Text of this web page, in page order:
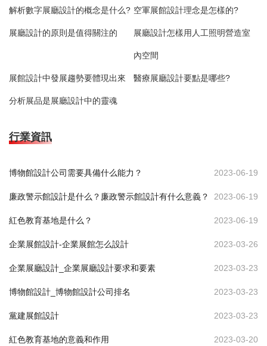
解析數字展廳設計的概念是什么? 空軍展館設計理念是怎樣的?
展廳設計的原則是值得關注的 展廳設計怎樣用人工照明營造室
內空間
展館設計中發展趨勢要體現出來 醫療展廳設計要點是哪些?
分析展品是展廳設計中的靈魂
行業資訊
博物館設計公司需要具備什么能力？ 2023-06-19
廉政警示館設計是什么？廉政警示館設計有什么意義？ 2023-06-19
紅色教育基地是什么？ 2023-06-19
企業展館設計-企業展館怎么設計 2023-03-26
企業展廳設計_企業展廳設計要求和要素 2023-03-23
博物館設計_博物館設計公司排名 2023-03-23
黨建展館設計 2023-03-23
紅色教育基地的意義和作用 2023-03-20